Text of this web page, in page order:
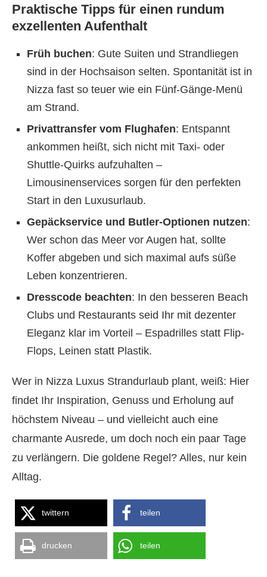
Praktische Tipps für einen rundum
exzellenten Aufenthalt
Früh buchen: Gute Suiten und Strandliegen
sind in der Hochsaison selten. Spontanität ist in
Nizza fast so teuer wie ein Fünf-Gänge-Menü
am Strand.
Privattransfer vom Flughafen: Entspannt
ankommen heißt, sich nicht mit Taxi- oder
Shuttle-Quirks aufzuhalten –
Limousinenservices sorgen für den perfekten
Start in den Luxusurlaub.
Gepäckservice und Butler-Optionen nutzen:
Wer schon das Meer vor Augen hat, sollte
Koffer abgeben und sich maximal aufs süße
Leben konzentrieren.
Dresscode beachten: In den besseren Beach
Clubs und Restaurants seid Ihr mit dezenter
Eleganz klar im Vorteil – Espadrilles statt Flip-
Flops, Leinen statt Plastik.
Wer in Nizza Luxus Strandurlaub plant, weiß: Hier
findet Ihr Inspiration, Genuss und Erholung auf
höchstem Niveau – und vielleicht auch eine
charmante Ausrede, um doch noch ein paar Tage
zu verlängern. Die goldene Regel? Alles, nur kein
Alltag.
twittern teilen
drucken teilen